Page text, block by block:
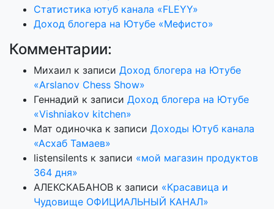
Статистика ютуб канала «FLEYY»
Доход блогера на Ютубе «Мефисто»
Комментарии:
Михаил к записи Доход блогера на Ютубе
«Arslanov Chess Show»
Геннадий к записи Доход блогера на Ютубе
«Vishniakov kitchen»
Мат одиночка к записи Доходы Ютуб канала
«Асхаб Тамаев»
listensilents к записи «мой магазин продуктов
364 дня»
АЛЕКСКАБАНОВ к записи «Красавица и
Чудовище ОФИЦИАЛЬНЫЙ КАНАЛ»